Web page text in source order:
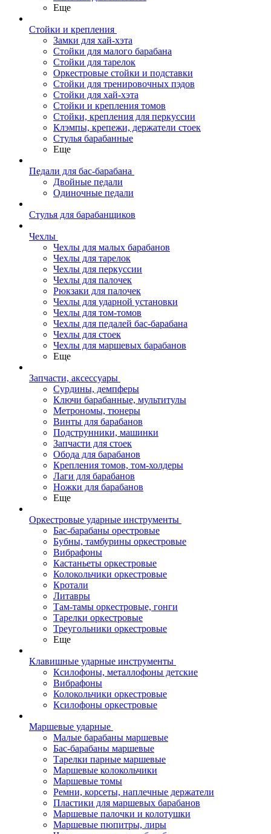
Еще
Стойки и крепления
Замки для хай-хэта
Стойки для малого барабана
Стойки для тарелок
Оркестровые стойки и подставки
Стойки для тренировочных пэдов
Стойки для хай-хэта
Стойки и крепления томов
Стойки, крепления для перкуссии
Клэмпы, крепежи, держатели стоек
Стулья барабанные
Еще
Педали для бас-барабана
Двойные педали
Одиночные педали
Стулья для барабанщиков
Чехлы
Чехлы для малых барабанов
Чехлы для тарелок
Чехлы для перкуссии
Чехлы для палочек
Рюкзаки для палочек
Чехлы для ударной установки
Чехлы для том-томов
Чехлы для педалей бас-барабана
Чехлы для стоек
Чехлы для маршевых барабанов
Еще
Запчасти, аксессуары
Сурдины, демпферы
Ключи барабанные, мультитулы
Метрономы, тюнеры
Винты для барабанов
Подструнники, машинки
Запчасти для стоек
Обода для барабанов
Крепления томов, том-холдеры
Лаги для барабанов
Ножки для барабанов
Еще
Оркестровые ударные инструменты
Бас-барабаны орестровые
Бубны, тамбурины оркестровые
Вибрафоны
Кастаньеты оркестровые
Колокольчики оркестровые
Кротали
Литавры
Там-тамы оркестровые, гонги
Тарелки оркестровые
Треугольники оркестровые
Еще
Клавишные ударные инструменты
Ксилофоны, металлофоны детские
Вибрафоны
Колокольчики оркестровые
Ксилофоны оркестровые
Маршевые ударные
Малые барабаны маршевые
Бас-барабаны маршевые
Тарелки парные маршевые
Маршевые колокольчики
Маршевые томы
Ремни, корсеты, наплечные держатели
Пластики для маршевых барабанов
Маршевые палочки и колотушки
Маршевые пюпитры, лиры